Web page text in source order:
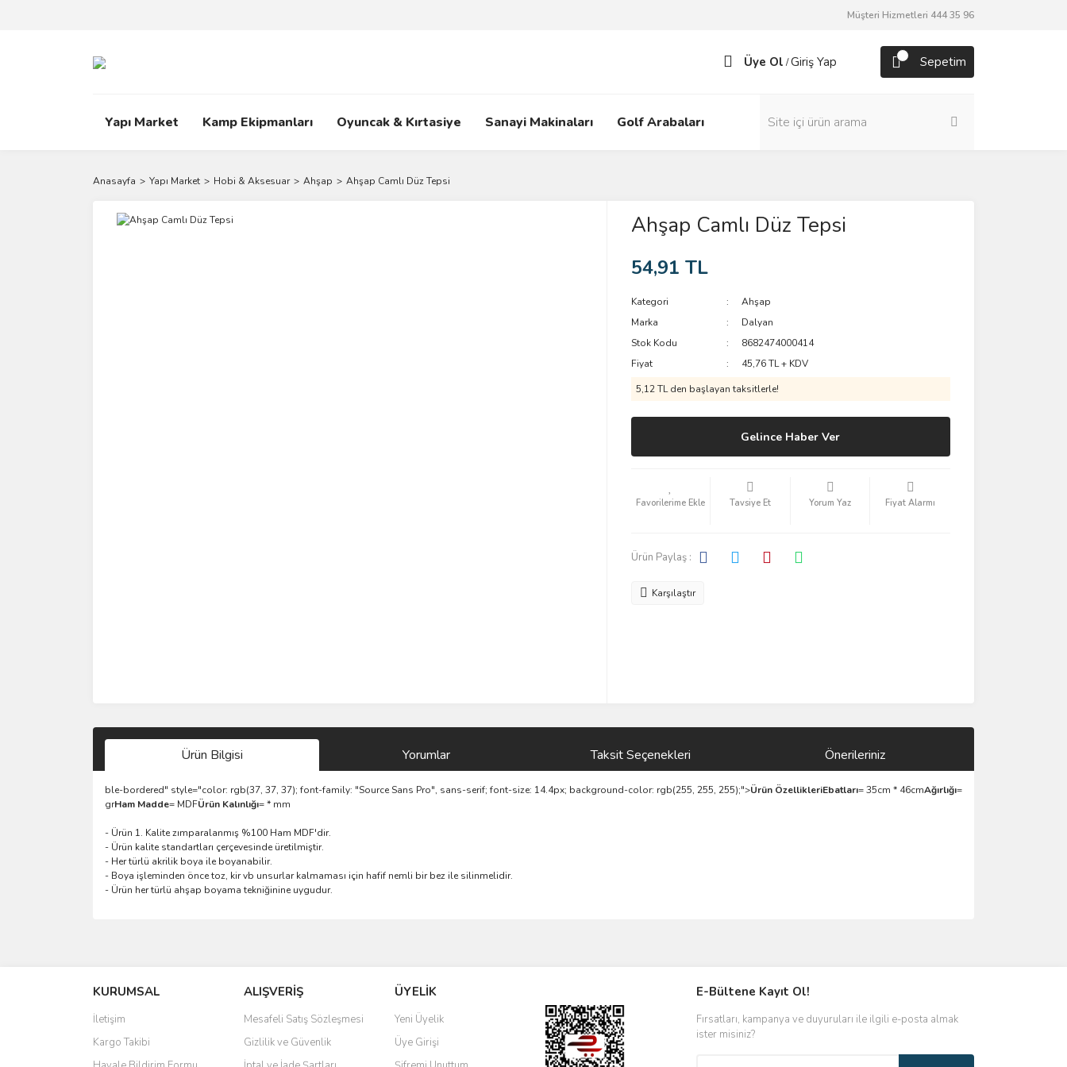
Müşteri Hizmetleri 444 35 96
Üye Ol /Giriş Yap Sepetim
Yapı Market Kamp Ekipmanları Oyuncak & Kırtasiye Sanayi Makinaları Golf Arabaları
Anasayfa Yapı Market Hobi & Aksesuar Ahşap Ahşap Camlı Düz Tepsi
Ahşap Camlı Düz Tepsi
54,91 TL
Kategori
Ahşap
Marka
Dalyan
Stok Kodu
8682474000414
Fiyat
45,76 TL + KDV
5,12 TL den başlayan taksitlerle!
Gelince Haber Ver
Tavsiye Et Yorum Yaz Fiyat Alarmı
Ürün Paylaş :
Karşılaştır
Ürün Bilgisi Yorumlar Taksit Seçenekleri Önerileriniz
ble-bordered" style="color: rgb(37, 37, 37); font-family: "Source Sans Pro", sans-serif; font-size: 14.4px; background-color: rgb(255, 255, 255);">Ürün ÖzellikleriEbatları= 35cm * 46cmAğırlığı=
grHam Madde= MDFÜrün Kalınlığı= * mm
- Ürün 1. Kalite zımparalanmış %100 Ham MDF'dir.
- Ürün kalite standartları çerçevesinde üretilmiştir.
- Her türlü akrilik boya ile boyanabilir.
- Boya işleminden önce toz, kir vb unsurlar kalmaması için hafif nemli bir bez ile silinmelidir.
- Ürün her türlü ahşap boyama tekniğinine uygudur.
Yorum Yaz
Ürün resmi kalitesiz, bozuk veya görüntülenemiyor.
Ürün açıklamasında eksik bilgiler bulunuyor.
Ürün bilgilerinde hatalar bulunuyor.
Ürün fiyatı diğer sitelerden daha pahalı.
KURUMSAL
İletişim
Kargo Takibi
ALIŞVERİŞ
Mesafeli Satış Sözleşmesi
Gizlilik ve Güvenlik
ÜYELİK
Yeni Üyelik
Üye Girişi
E-Bültene Kayıt Ol!
Fırsatları, kampanya ve duyuruları ile ilgili e-posta almak
ister misiniz?